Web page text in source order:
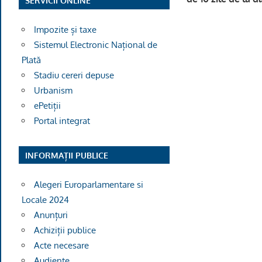
Ofiţer
Impozite și taxe
Sistemul Electronic Național de
Plată
Stadiu cereri depuse
Urbanism
ePetiții
Portal integrat
INFORMAȚII PUBLICE
Alegeri Europarlamentare si
Locale 2024
Anunțuri
Achiziții publice
Acte necesare